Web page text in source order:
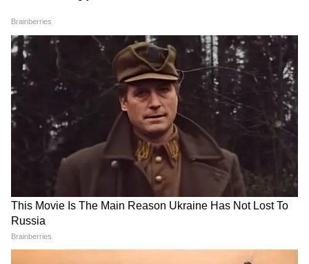
হয়েছেন ১ কোটি ৩০ লক্ষের বেশি আবেদন কারী।
4
5
এদিনের মুখ্যমন্ত্রীর ঘোষণার পর রাজ্যের মুখ্যসচীব
মনোজ আগরওয়াল এদিন জানিয়েছেন, শীঘ্রই
অন্নপূর্ণা যোজনার পোর্টাল চালু হতে চলেছে।
রাজ্যের নারী ও শিশুকল্যাণ দফতরের তরফ থেকে